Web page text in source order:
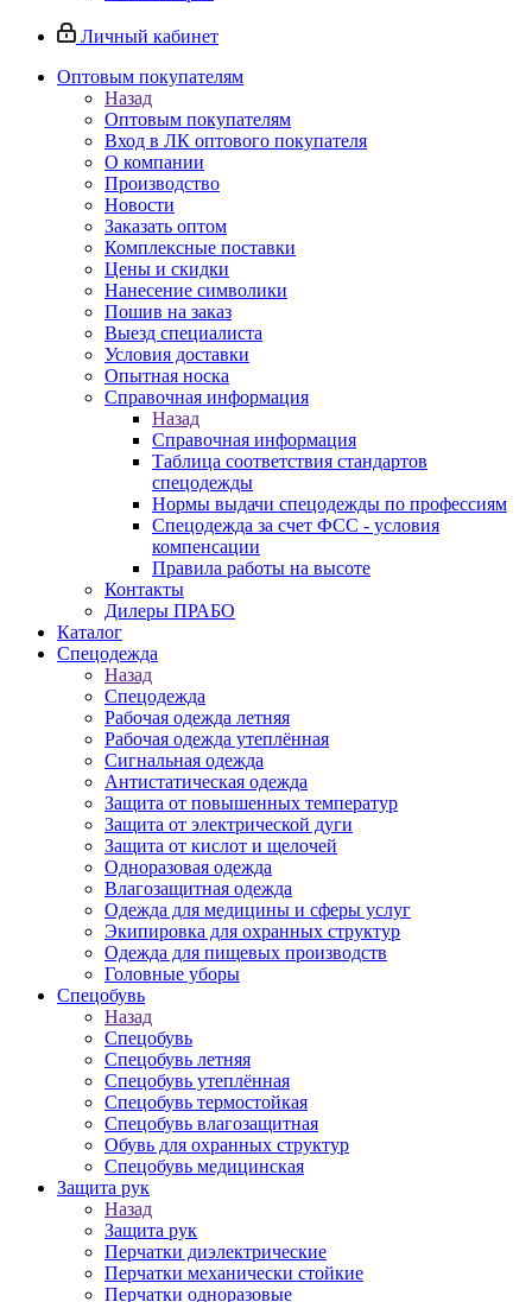
Личный кабинет
Оптовым покупателям
Назад
Оптовым покупателям
Вход в ЛК оптового покупателя
О компании
Производство
Новости
Заказать оптом
Комплексные поставки
Цены и скидки
Нанесение символики
Пошив на заказ
Выезд специалиста
Условия доставки
Опытная носка
Справочная информация
Назад
Справочная информация
Таблица соответствия стандартов
спецодежды
Нормы выдачи спецодежды по профессиям
Спецодежда за счет ФСС - условия
компенсации
Правила работы на высоте
Контакты
Дилеры ПРАБО
Каталог
Спецодежда
Назад
Спецодежда
Рабочая одежда летняя
Рабочая одежда утеплённая
Сигнальная одежда
Антистатическая одежда
Защита от повышенных температур
Защита от электрической дуги
Защита от кислот и щелочей
Одноразовая одежда
Влагозащитная одежда
Одежда для медицины и сферы услуг
Экипировка для охранных структур
Одежда для пищевых производств
Головные уборы
Спецобувь
Назад
Спецобувь
Спецобувь летняя
Спецобувь утеплённая
Спецобувь термостойкая
Спецобувь влагозащитная
Обувь для охранных структур
Спецобувь медицинская
Защита рук
Назад
Защита рук
Перчатки диэлектрические
Перчатки механически стойкие
Перчатки одноразовые